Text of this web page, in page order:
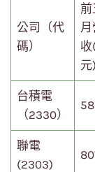
公司（代
碼）
前
月
元)
台積電
（2330）
聯電
(2303)